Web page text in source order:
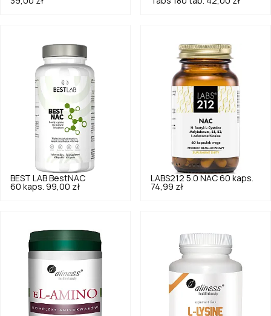
BEST LAB BestNAC
60 kaps. 99,00 zł
LABS212 5.0 NAC 60 kaps.
74,99 zł